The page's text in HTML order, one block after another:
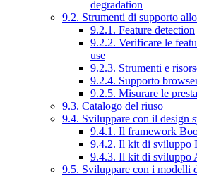
degradation
9.2. Strumenti di supporto
9.2.1. Feature detection
9.2.2. Verificare le
use
9.2.3. Strumenti e
9.2.4. Supporto
9.2.5. Misurare le
9.3. Catalogo del riuso
9.4. Sviluppare con il design
9.4.1. Il framework
9.4.2. Il kit di sviluppo
9.4.3. Il kit di sviluppo
9.5. Sviluppare con i modelli